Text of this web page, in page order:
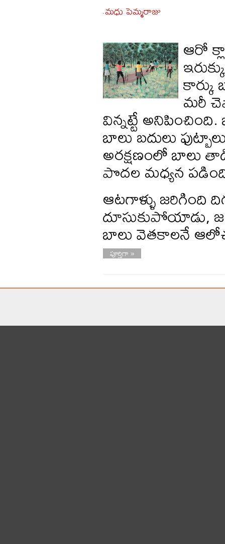
- మధు పెమ్మరాజు
ఆరో
మరీ
విన్నట్టే
బాలు బదులు
అరక్షణంలో బాలు
పొదల మధ్యన
ఆటగాళ్ళు జరిగింది
దూసుకుపోయాడు,
బాలు వెతకాలనే
పూర్తిగా »